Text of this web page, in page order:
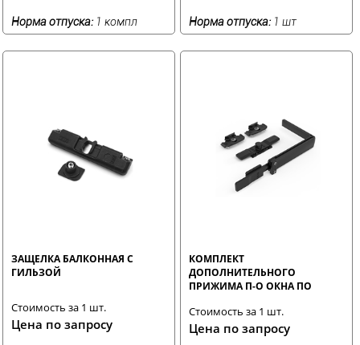
Норма отпуска: 1 компл Норма отпуска: 1 шт
ЗАЩЕЛКА БАЛКОННАЯ С
ГИЛЬЗОЙ
Стоимость за 1 шт.
Цена по запросу
КОМПЛЕКТ
ДОПОЛНИТЕЛЬНОГО
ПРИЖИМА П-О ОКНА ПО
1200 ММ
Стоимость за 1 шт.
Цена по запросу